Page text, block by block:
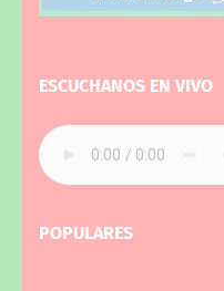
ESCUCHANOS EN VIVO
POPULARES